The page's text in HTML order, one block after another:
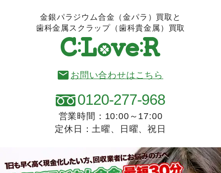
金銀パラジウム合金（金パラ）買取と
歯科金属スクラップ（歯科貴金属）買取
お問い合わせはこちら
0120-277-968
営業時間：10:00～17:00
定休日：土曜、日曜、祝日